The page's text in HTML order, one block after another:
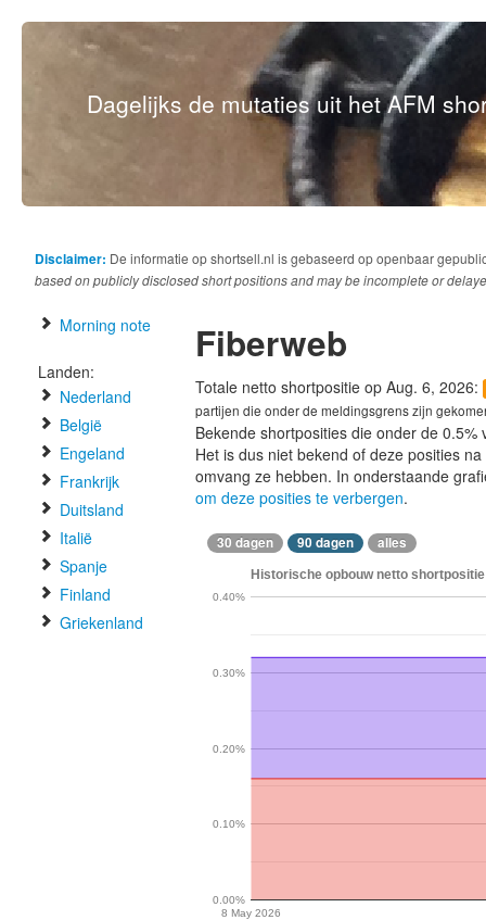
Dagelijks de mutaties uit het AFM
Disclaimer: De informatie op shortsell.nl is gebaseerd op openbaar
based on publicly disclosed short positions and may be incomplete or
Morning note
Landen:
Nederland
België
Engeland
Frankrijk
Duitsland
Italië
Spanje
Finland
Griekenland
Fiberweb
Totale netto shortpositie op Aug. 6, 2026:
partijen die onder de meldingsgrens zijn
Bekende shortposities die onder de
Het is dus niet bekend of deze posities
omvang ze hebben. In onderstaande
om deze posities te verbergen.
30 dagen 90 dagen alles
Historische opbouw netto
8 May 2026
0.00%
0.10%
0.20%
0.30%
0.40%